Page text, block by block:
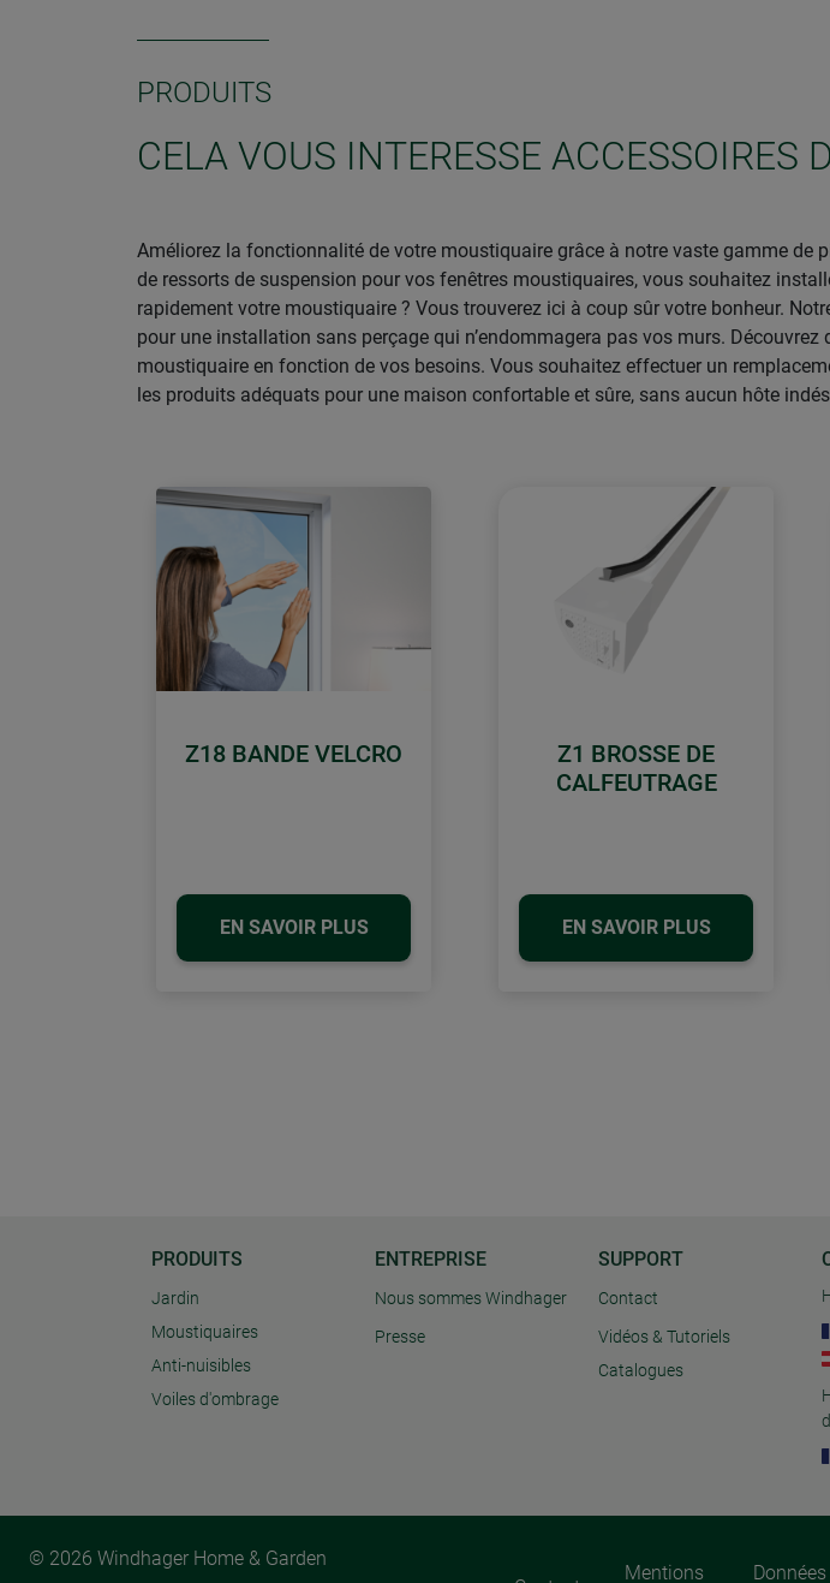
PRODUITS
CELA VOUS INTERESSE ACCESSOIRES
Améliorez la fonctionnalité de votre moustiquaire grâce à notre vaste gamme de
de ressorts de suspension pour vos fenêtres moustiquaires, vous souhaitez
rapidement votre moustiquaire ? Vous trouverez ici à coup sûr votre bonheur.
pour une installation sans perçage qui n’endommagera pas vos murs.
moustiquaire en fonction de vos besoins. Vous souhaitez effectuer un
les produits adéquats pour une maison confortable et sûre, sans aucun hôte
Z18 BANDE VELCRO
EN SAVOIR PLUS
Z1 BROSSE DE
CALFEUTRAGE
EN SAVOIR PLUS
PRODUITS
Jardin
Moustiquaires
Anti-nuisibles
Voiles d'ombrage
ENTREPRISE
Nous sommes Windhager
Presse
SUPPORT
Contact
Vidéos & Tutoriels
Catalogues
© 2026 Windhager Home & Garden
Mentions Données